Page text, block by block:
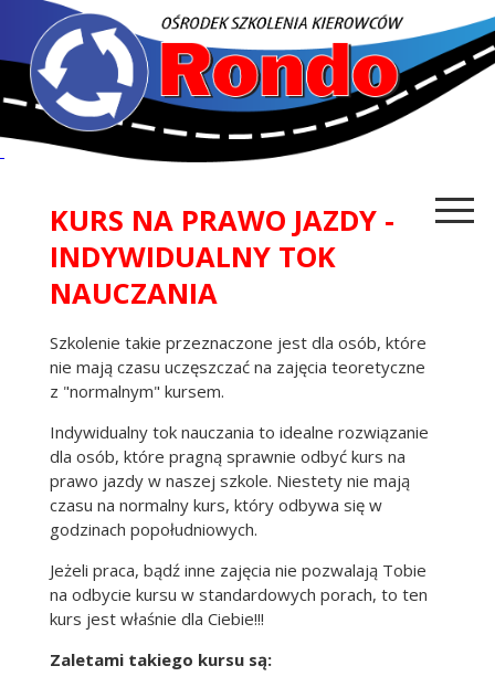
KURS NA PRAWO JAZDY -
INDYWIDUALNY TOK
NAUCZANIA
Szkolenie takie przeznaczone jest dla osób, które
nie mają czasu uczęszczać na zajęcia teoretyczne
z "normalnym" kursem.
Indywidualny tok nauczania to idealne rozwiązanie
dla osób, które pragną sprawnie odbyć kurs na
prawo jazdy w naszej szkole. Niestety nie mają
czasu na normalny kurs, który odbywa się w
godzinach popołudniowych.
Jeżeli praca, bądź inne zajęcia nie pozwalają Tobie
na odbycie kursu w standardowych porach, to ten
kurs jest właśnie dla Ciebie!!!
Zaletami takiego kursu są: